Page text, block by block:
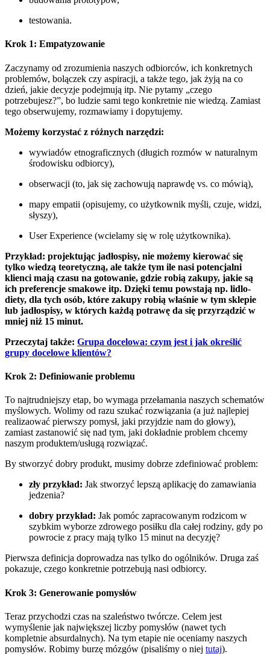
testowania.
Krok 1: Empatyzowanie
Zaczynamy od zrozumienia naszych odbiorców, ich konkretnych
problemów, bolączek czy aspiracji, a także tego, jak żyją na co
dzień, jakie decyzje podejmują itp. Nie pytamy „czego
potrzebujesz?”, bo ludzie sami tego konkretnie nie wiedzą. Zamiast
tego obserwujemy, rozmawiamy i dopytujemy.
Możemy korzystać z różnych narzędzi:
wywiadów etnograficznych (długich rozmów w naturalnym
środowisku odbiorcy),
obserwacji (to, jak się zachowują naprawdę vs. co mówią),
mapy empatii (opisujemy, co użytkownik myśli, czuje, widzi,
słyszy),
User Experience (wcielamy się w rolę użytkownika).
Przykład: projektując jadłospisy, nie możemy kierować się
tylko wiedzą teoretyczną, ale także tym ile nasi potencjalni
klienci mają czasu na gotowanie, gdzie robią zakupy, jakie są
ich preferencje smakowe itp. Dzięki temu powstają np. lidlo-
diety, dla tych osób, które zakupy robią właśnie w tym sklepie
lub jadłospisy, w których każdą potrawę da się przyrządzić w
mniej niż 15 minut.
Przeczytaj także: Grupa docelowa: czym jest i jak określić
grupy docelowe klientów?
Krok 2: Definiowanie problemu
To najtrudniejszy etap, bo wymaga przełamania naszych schematów
myślowych. Wolimy od razu szukać rozwiązania (a już najlepiej
realizaować pierwszy pomysł, jaki przyjdzie nam do głowy),
zamiast zastanowić się nad tym, jaki dokładnie problem chcemy
naszym produktem/usługą rozwiązać.
By stworzyć dobry produkt, musimy dobrze zdefiniować problem:
zły przykład: Jak stworzyć lepszą aplikację do zamawiania
jedzenia?
dobry przykład: Jak pomóc zapracowanym rodzicom w
szybkim wyborze zdrowego posiłku dla całej rodziny, gdy po
powrocie z pracy mają tylko 15 minut na decyzję?
Pierwsza definicja doprowadza nas tylko do ogólników. Druga zaś
pokazuje, czego konkretnie potrzebują nasi odbiorcy.
Krok 3: Generowanie pomysłów
Teraz przychodzi czas na szaleństwo twórcze. Celem jest
wymyślenie jak największej liczby pomysłów (nawet tych
kompletnie absurdalnych). Na tym etapie nie oceniamy naszych
pomysłów. Robimy burzę mózgów (pisaliśmy o niej tutaj).